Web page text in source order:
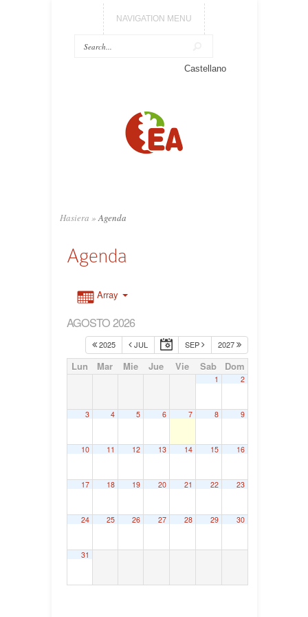
NAVIGATION MENU
Castellano
Hasiera » Agenda
Agenda
Array
AGOSTO 2026
2025 JUL SEP 2027
Lun Mar Mie Jue Vie Sab Dom
1 2
3 4 5 6 7 8 9
10 11 12 13 14 15 16
17 18 19 20 21 22 23
24 25 26 27 28 29 30
31